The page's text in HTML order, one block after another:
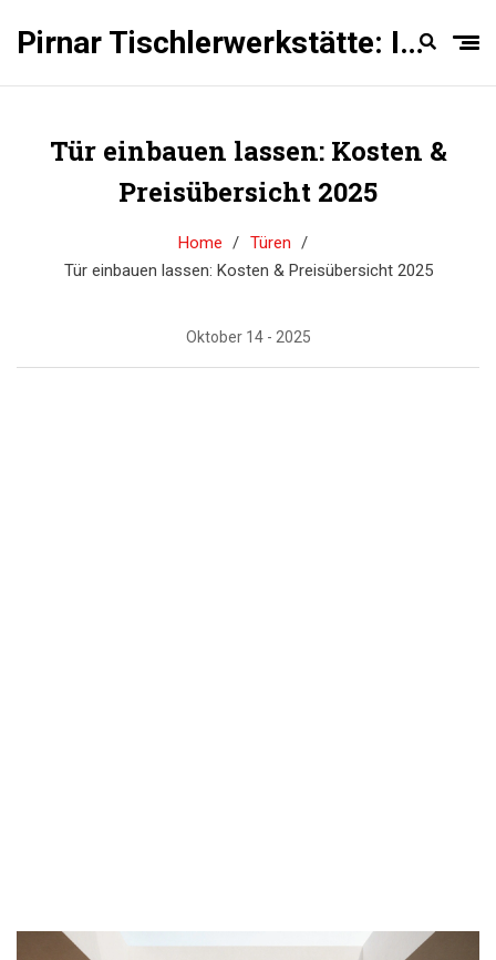
Pirnar Tischlerwerkstätte: Innentüren Experten
Tür einbauen lassen: Kosten &
Preisübersicht 2025
Home
Türen
Tür einbauen lassen: Kosten & Preisübersicht 2025
Oktober 14 - 2025